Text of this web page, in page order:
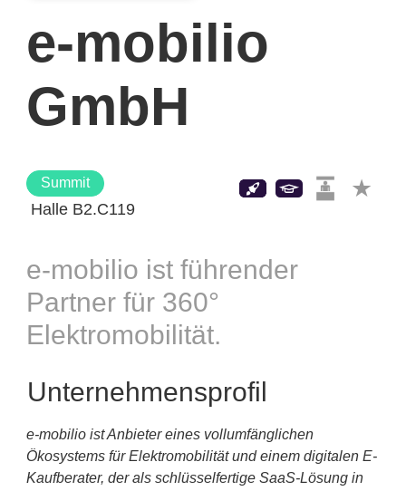
e-mobilio
GmbH
Summit
Halle B2.C119
e-mobilio ist führender
Partner für 360°
Elektromobilität.
Unternehmensprofil
e-mobilio ist Anbieter eines vollumfänglichen
Ökosystems für Elektromobilität und einem digitalen E-
Kaufberater, der als schlüsselfertige SaaS-Lösung in